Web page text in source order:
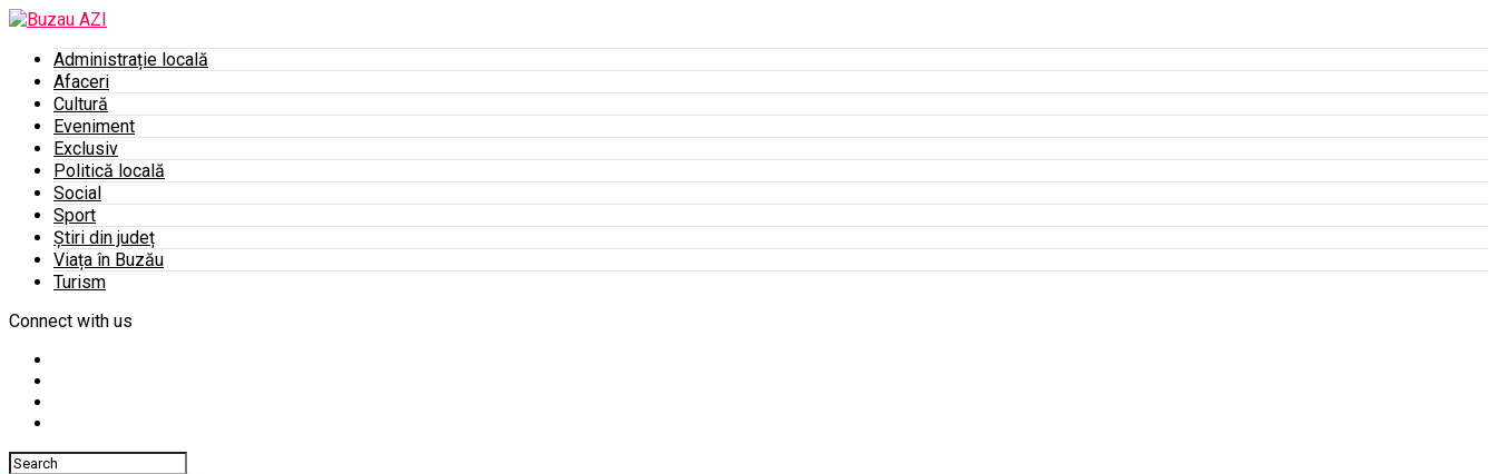
Administrație locală
Afaceri
Cultură
Eveniment
Exclusiv
Politică locală
Social
Sport
Știri din județ
Viața în Buzău
Turism
Connect with us